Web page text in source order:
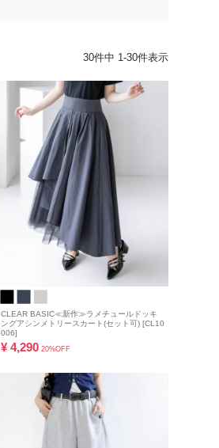
30件中 1 -30件表示
CLEAR BASIC≪新作≫ラメチュールドッキ
ングアシンメトリースカート(セット可) [CL10
006]
¥ 4,290 20%OFF